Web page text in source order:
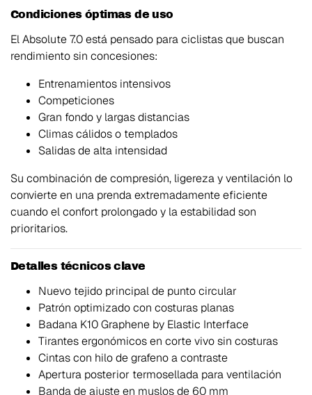
Condiciones óptimas de uso
El Absolute 7.0 está pensado para ciclistas que buscan
rendimiento sin concesiones:
Entrenamientos intensivos
Competiciones
Gran fondo y largas distancias
Climas cálidos o templados
Salidas de alta intensidad
Su combinación de compresión, ligereza y ventilación lo
convierte en una prenda extremadamente eficiente
cuando el confort prolongado y la estabilidad son
prioritarios.
Detalles técnicos clave
Nuevo tejido principal de punto circular
Patrón optimizado con costuras planas
Badana K10 Graphene by Elastic Interface
Tirantes ergonómicos en corte vivo sin costuras
Cintas con hilo de grafeno a contraste
Apertura posterior termosellada para ventilación
Banda de ajuste en muslos de 60 mm